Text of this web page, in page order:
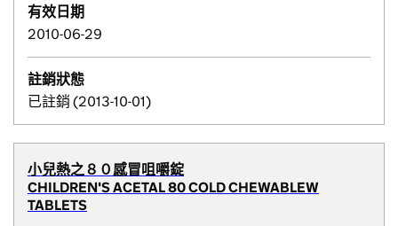
有效日期
2010-06-29
註銷狀態
已註銷 (2013-10-01)
小兒熱之８０感冒咀嚼錠
CHILDREN'S ACETAL 80 COLD CHEWABLEW
TABLETS